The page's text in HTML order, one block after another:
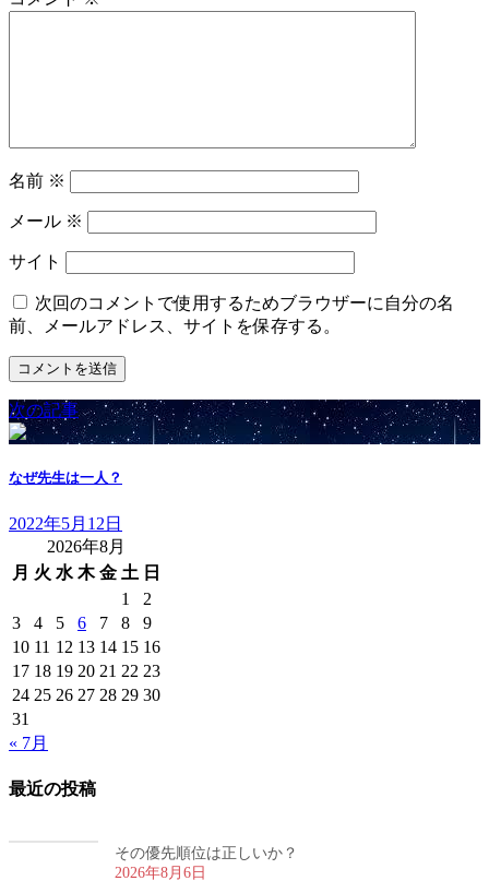
名前 ※
メール ※
サイト
次回のコメントで使用するためブラウザーに自分の名
前、メールアドレス、サイトを保存する。
次の記事
なぜ先生は一人？
2022年5月12日
2026年8月
月 火 水 木 金 土 日
1
2
3
4 5 6 7 8
9
10 11 12 13 14 15 16
17 18 19 20 21 22 23
24 25 26 27 28 29 30
31
« 7月
最近の投稿
その優先順位は正しいか？
2026年8月6日